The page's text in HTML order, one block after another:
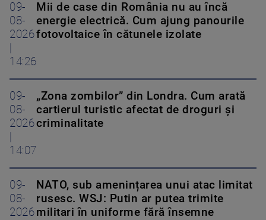
09-
08-
2026
14:26
Mii de case din România nu au încă
energie electrică. Cum ajung panourile
fotovoltaice în cătunele izolate
09-
08-
2026
14:07
„Zona zombilor” din Londra. Cum arată
cartierul turistic afectat de droguri și
criminalitate
09-
08-
2026
NATO, sub amenințarea unui atac limitat
rusesc. WSJ: Putin ar putea trimite
militari în uniforme fără însemne